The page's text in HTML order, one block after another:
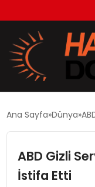
SİYASET
Ana Sayfa Dünya
ABD Gizli
İstifa Etti